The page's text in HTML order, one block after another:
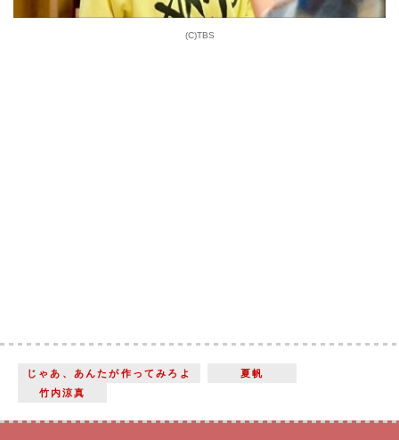
(C)TBS
じゃあ、あんたが作ってみろよ
夏帆
竹内涼真